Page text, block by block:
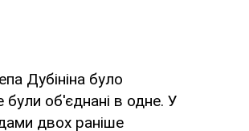
Дубініна було
були об'єднані в одне. У
двох раніше